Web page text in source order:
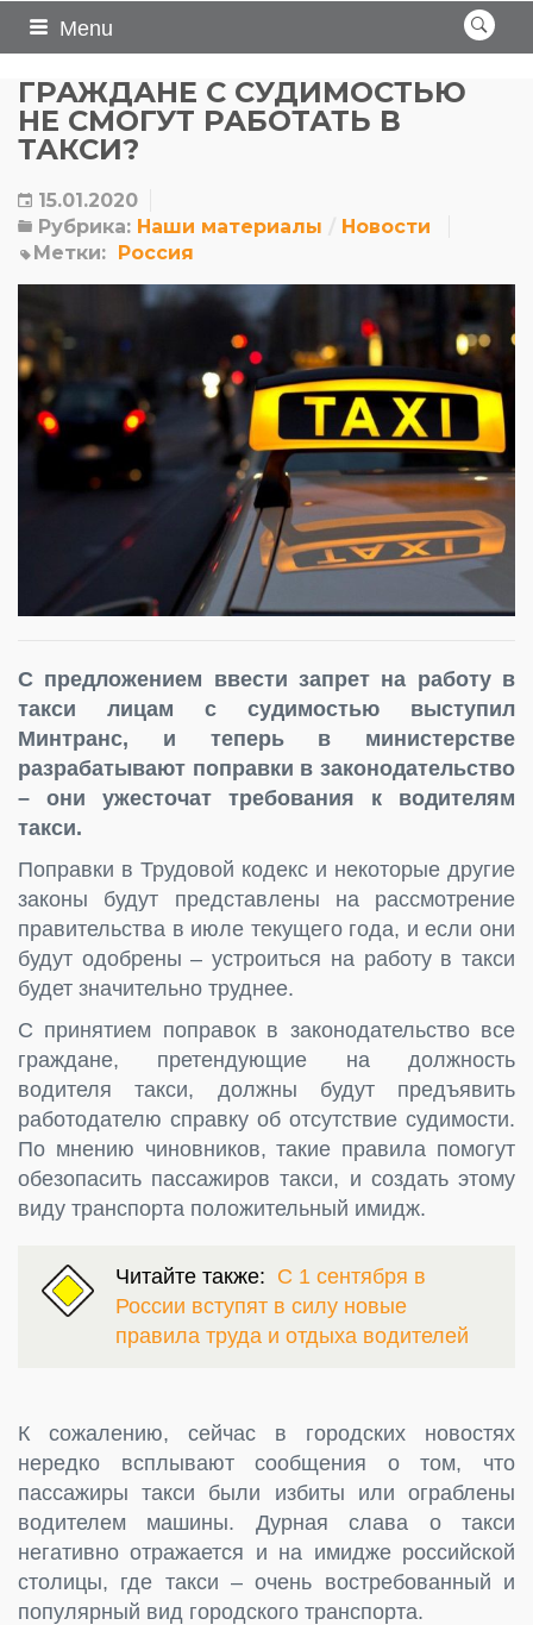
Menu
ГРАЖДАНЕ С СУДИМОСТЬЮ
НЕ СМОГУТ РАБОТАТЬ В
ТАКСИ?
15.01.2020
Рубрика: Наши материалы
Новости
Метки: Россия
С предложением ввести запрет на работу в
такси лицам с судимостью выступил
Минтранс, и теперь в министерстве
разрабатывают поправки в законодательство
– они ужесточат требования к водителям
такси.
Поправки в Трудовой кодекс и некоторые другие
законы будут представлены на рассмотрение
правительства в июле текущего года, и если они
будут одобрены – устроиться на работу в такси
будет значительно труднее.
С принятием поправок в законодательство все
граждане, претендующие на должность
водителя такси, должны будут предъявить
работодателю справку об отсутствие судимости.
По мнению чиновников, такие правила помогут
обезопасить пассажиров такси, и создать этому
виду транспорта положительный имидж.
Читайте также: С 1 сентября в
России вступят в силу новые
правила труда и отдыха водителей
К сожалению, сейчас в городских новостях
нередко всплывают сообщения о том, что
пассажиры такси были избиты или ограблены
водителем машины. Дурная слава о такси
негативно отражается и на имидже российской
столицы, где такси – очень востребованный и
популярный вид городского транспорта.